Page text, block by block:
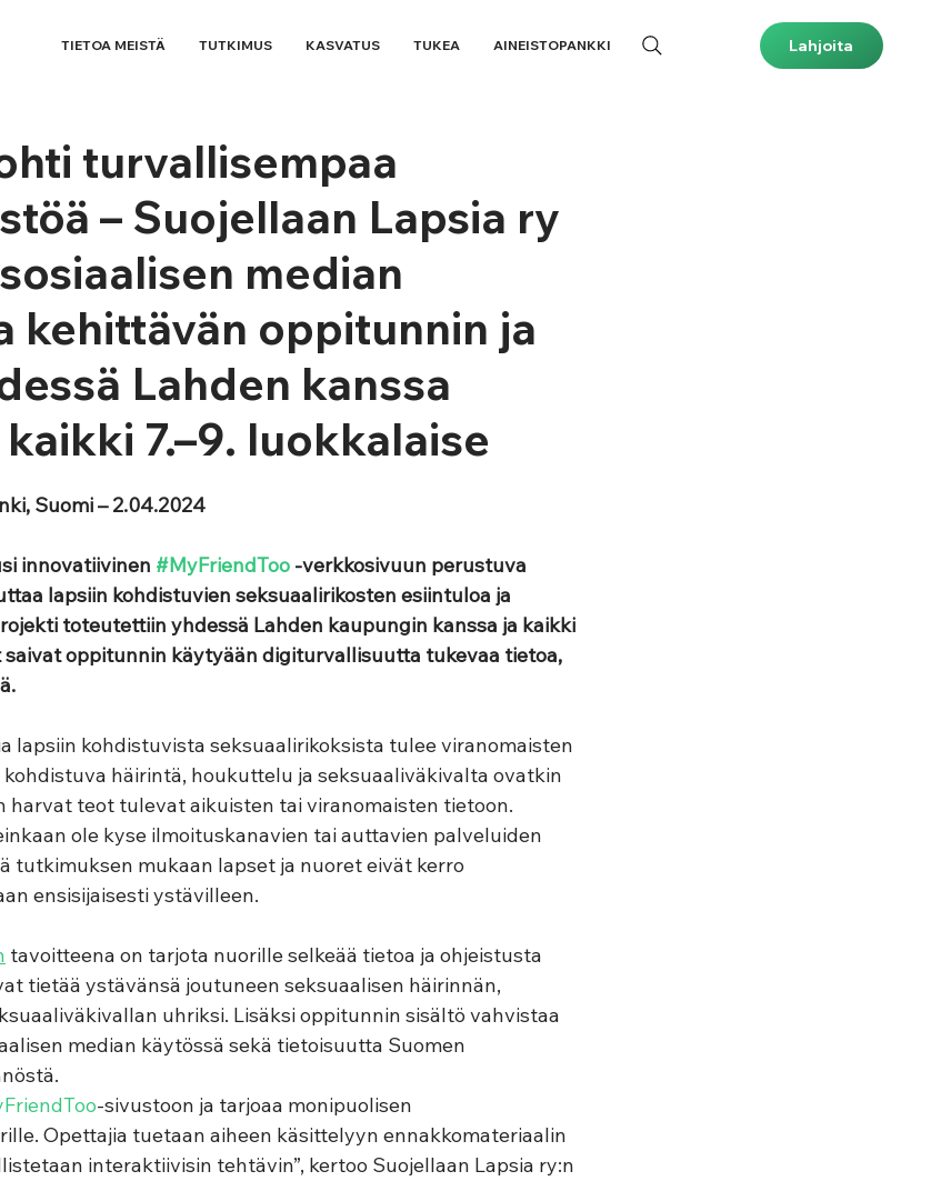
TIETOA MEISTÄ TUTKIMUS KASVATUS TUKEA AINEISTOPANKKI Lahjoita
turvallisempaa
– Suojellaan Lapsia ry
median
kehittävän oppitunnin ja
Lahden kanssa
7.–9. luokkalaise
Suomi – 2.04.2024
innovatiivinen #MyFriendToo -verkkosivuun perustuva
lapsiin kohdistuvien seksuaalirikosten esiintuloa ja
toteutettiin yhdessä Lahden kaupungin kanssa ja kaikki
saivat oppitunnin käytyään digiturvallisuutta tukevaa tietoa,
lapsiin kohdistuvista seksuaalirikoksista tulee viranomaisten
häirintä, houkuttelu ja seksuaaliväkivalta ovatkin
harvat teot tulevat aikuisten tai viranomaisten tietoon.
ole kyse ilmoituskanavien tai auttavien palveluiden
tutkimuksen mukaan lapset ja nuoret eivät kerro
ensisijaisesti ystävilleen.
tavoitteena on tarjota nuorille selkeää tietoa ja ohjeistusta
tietää ystävänsä joutuneen seksuaalisen häirinnän,
uhriksi. Lisäksi oppitunnin sisältö vahvistaa
median käytössä sekä tietoisuutta Suomen
-sivustoon ja tarjoaa monipuolisen
Opettajia tuetaan aiheen käsittelyyn ennakkomateriaalin
interaktiivisin tehtävin”, kertoo Suojellaan Lapsia ry:n